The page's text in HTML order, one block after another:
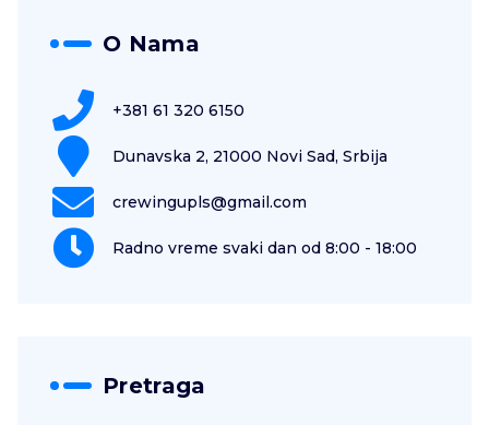
O Nama
+381 61 320 6150
Dunavska 2, 21000 Novi Sad, Srbija
crewingupls@gmail.com
Radno vreme svaki dan od 8:00 - 18:00
Pretraga